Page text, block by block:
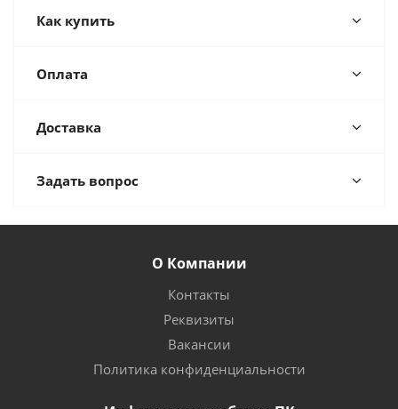
Как купить
Оплата
Доставка
Задать вопрос
О Компании
Контакты
Реквизиты
Вакансии
Политика конфиденциальности